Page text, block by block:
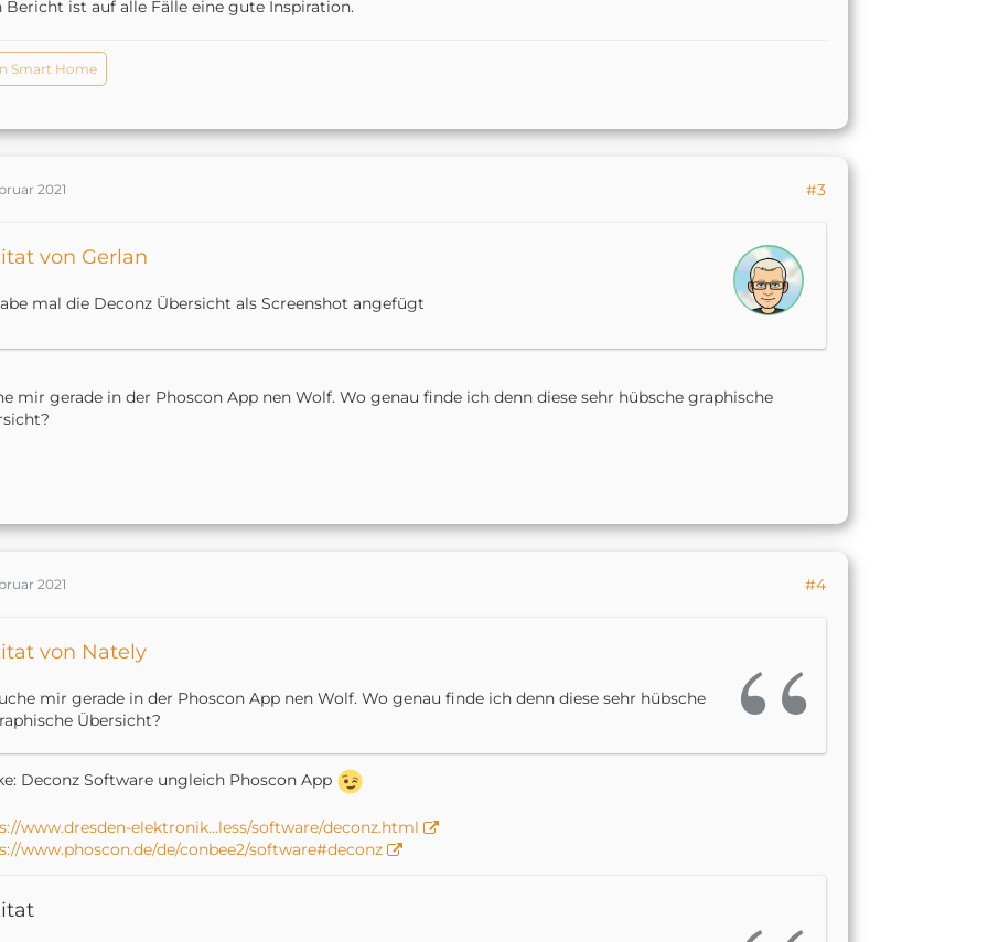
Bericht ist auf alle Fälle eine gute Inspiration.
Smart Home
2021 #3
von Gerlan
mal die Deconz Übersicht als Screenshot angefügt
mir gerade in der Phoscon App nen Wolf. Wo genau finde ich denn diese sehr hübsche graphische
2021 #4
von Nately
mir gerade in der Phoscon App nen Wolf. Wo genau finde ich denn diese sehr hübsche
Übersicht?
Deconz Software ungleich Phoscon App
www.dresden-elektronik…less/software/deconz.html
www.phoscon.de/de/conbee2/software#deconz